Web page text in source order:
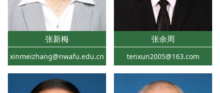
张新梅
xinmeizhang@nwafu.edu.cn
张余周
tenxun2005@163.com